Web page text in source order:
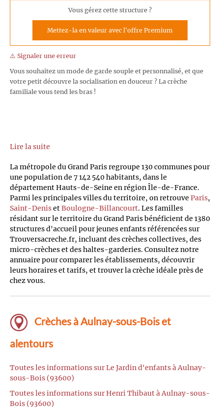
Vous gérez cette structure ?
Mettez-la en valeur avec l'offre Premium
⚠️ Signaler une erreur
Vous souhaitez un mode de garde souple et personnalisé, et que
votre petit découvre la socialisation en douceur ? La crèche
familiale vous tend les bras !
Lire la suite
La métropole du Grand Paris regroupe 130 communes pour
une population de 7 142 540 habitants, dans le
département Hauts-de-Seine en région Île-de-France.
Parmi les principales villes du territoire, on retrouve Paris,
Saint-DenisetBoulogne-Billancourt. Les familles
résidant sur le territoire du Grand Paris bénéficient de 1380
structures d'accueil pour jeunes enfants référencées sur
Trouversacreche.fr, incluant des crèches collectives, des
micro-crèches et des haltes-garderies. Consultez notre
annuaire pour comparer les établissements, découvrir
leurs horaires et tarifs, et trouver la crèche idéale près de
chez vous.
Crèches à Aulnay-sous-Bois et
alentours
Toutes les informations sur Le Jardin d'enfants à Aulnay-
sous-Bois (93600)
Toutes les informations sur Henri Thibaut à Aulnay-sous-
Bois (93600)